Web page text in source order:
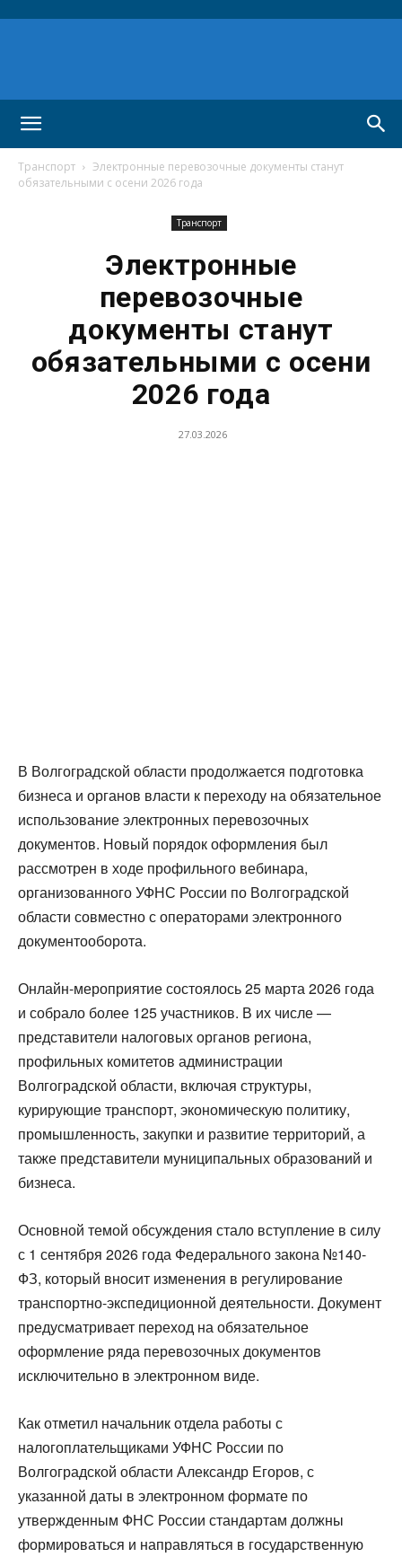
Транспорт
Электронные перевозочные документы станут
обязательными с осени 2026 года
Транспорт
Электронные
перевозочные
документы станут
обязательными с осени
2026 года
27.03.2026
В Волгоградской области продолжается подготовка
бизнеса и органов власти к переходу на обязательное
использование электронных перевозочных
документов. Новый порядок оформления был
рассмотрен в ходе профильного вебинара,
организованного УФНС России по Волгоградской
области совместно с операторами электронного
документооборота.
Онлайн-мероприятие состоялось 25 марта 2026 года
и собрало более 125 участников. В их числе —
представители налоговых органов региона,
профильных комитетов администрации
Волгоградской области, включая структуры,
курирующие транспорт, экономическую политику,
промышленность, закупки и развитие территорий, а
также представители муниципальных образований и
бизнеса.
Основной темой обсуждения стало вступление в силу
с 1 сентября 2026 года Федерального закона №140-
ФЗ, который вносит изменения в регулирование
транспортно-экспедиционной деятельности. Документ
предусматривает переход на обязательное
оформление ряда перевозочных документов
исключительно в электронном виде.
Как отметил начальник отдела работы с
налогоплательщиками УФНС России по
Волгоградской области Александр Егоров, с
указанной даты в электронном формате по
утвержденным ФНС России стандартам должны
формироваться и направляться в государственную